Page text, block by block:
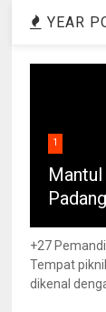
YEAR
1
+27
Tempat
dikenal